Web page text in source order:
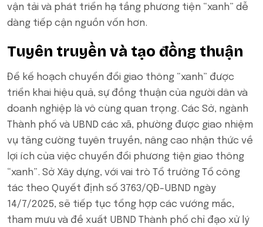
vận tải và phát triển hạ tầng phương tiện “xanh” dễ
dàng tiếp cận nguồn vốn hơn.
Tuyên truyền và tạo đồng thuận
Để kế hoạch chuyển đổi giao thông “xanh” được
triển khai hiệu quả, sự đồng thuận của người dân và
doanh nghiệp là vô cùng quan trọng. Các Sở, ngành
Thành phố và UBND các xã, phường được giao nhiệm
vụ tăng cường tuyên truyền, nâng cao nhận thức về
lợi ích của việc chuyển đổi phương tiện giao thông
“xanh”. Sở Xây dựng, với vai trò Tổ trưởng Tổ công
tác theo Quyết định số 3763/QĐ-UBND ngày
14/7/2025, sẽ tiếp tục tổng hợp các vướng mắc,
tham mưu và đề xuất UBND Thành phố chỉ đạo xử lý